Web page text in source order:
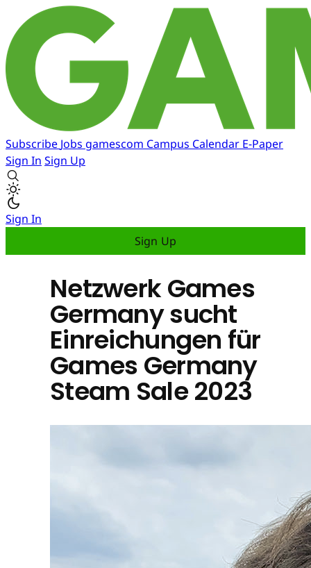
Subscribe Jobs gamescom Campus Calendar E-Paper
Sign In Sign Up
Sign In
Sign Up
Netzwerk Games
Germany sucht
Einreichungen für
Games Germany
Steam Sale 2023